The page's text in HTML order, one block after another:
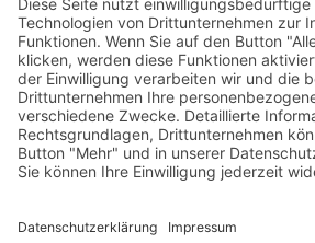
Digitale Achtsamkeit: Der
bewussteren Leben im digitalen
Mediationsblog
Verhandlungsatmosphäre in der
Schlüssel zum Erfolg